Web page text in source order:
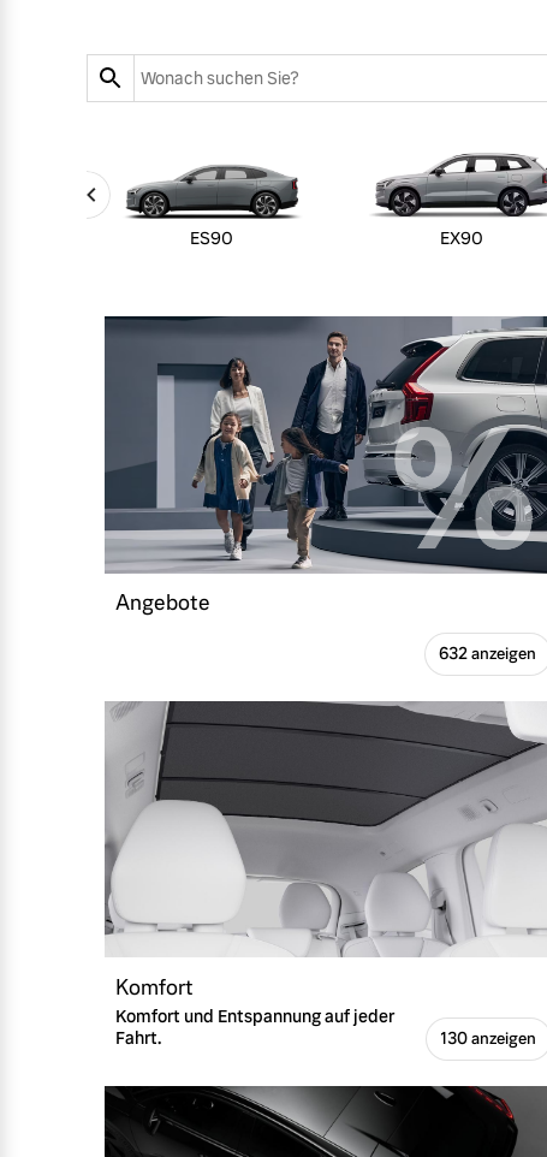
Zubehörkatalog
Service by Volvo
ES90 EX90
Angebote
632 anzeigen
Komfort
Komfort und Entspannung auf jeder
Fahrt.
130 anzeigen